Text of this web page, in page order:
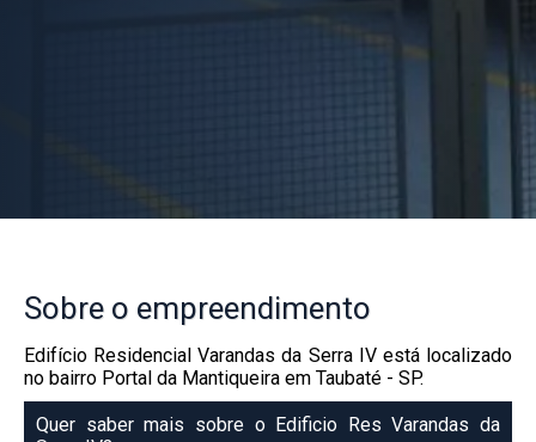
Sobre o empreendimento
Edifício Residencial Varandas da Serra IV está localizado
no bairro Portal da Mantiqueira em Taubaté - SP.
Quer saber mais sobre o Edificio Res Varandas da